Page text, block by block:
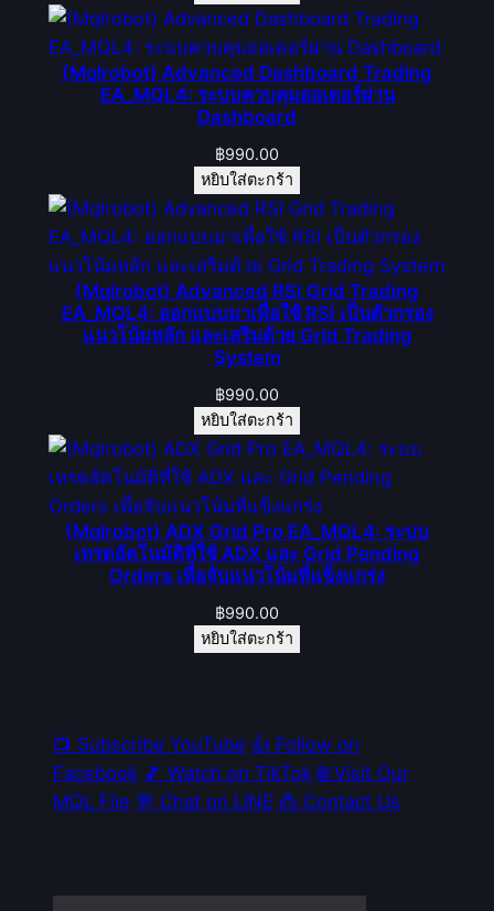
(Mqlrobot) Advanced Dashboard Trading
EA_MQL4: ระบบควบคุมออเดอร์ผ่าน
Dashboard
฿990.00
หยิบใส่ตะกร้า
(Mqlrobot) Advanced RSI Grid Trading
EA_MQL4: ออกแบบมาเพื่อใช้ RSI เป็นตัวกรอง
แนวโน้มหลัก และเสริมด้วย Grid Trading
System
฿990.00
หยิบใส่ตะกร้า
(Mqlrobot) ADX Grid Pro EA_MQL4: ระบบ
เทรดอัตโนมัติที่ใช้ ADX และ Grid Pending
Orders เพื่อจับแนวโน้มที่แข็งแกร่ง
฿990.00
หยิบใส่ตะกร้า
📺 Subscribe YouTube 👍 Follow on
Facebook 🎵 Watch on TikTok 🌐 Visit Our
MQL File 💬 Chat on LINE 📩 Contact Us